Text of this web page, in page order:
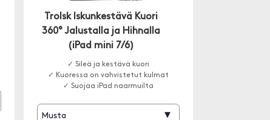
Trolsk Iskunkestävä Kuori
360° Jalustalla ja Hihnalla
(iPad mini 7/6)
✓ Sileä ja kestävä kuori
✓ Kuoressa on vahvistetut kulmat
✓ Suojaa iPad naarmuilta
Musta ▾